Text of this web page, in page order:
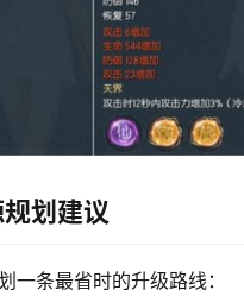
划建议
一条最省时的升级路线：